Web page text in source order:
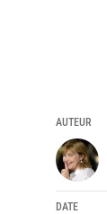
AUTEUR
DATE